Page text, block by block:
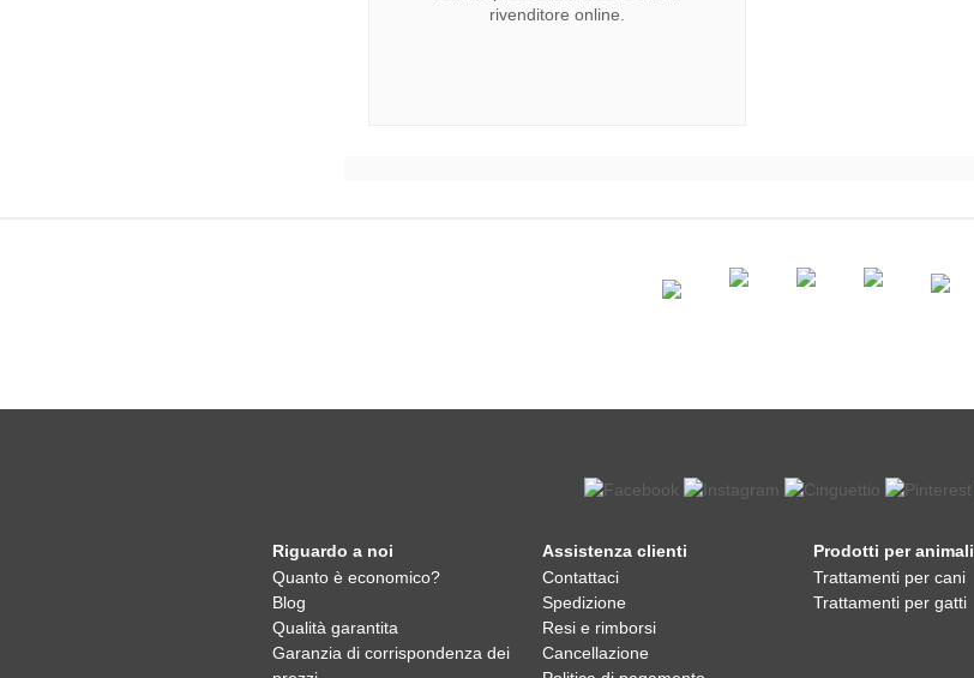
rivenditore online.
Riguardo a noi
Quanto è economico?
Blog
Qualità garantita
Garanzia di corrispondenza dei
Assistenza clienti
Contattaci
Spedizione
Resi e rimborsi
Cancellazione
Prodotti per animali
Trattamenti per cani
Trattamenti per gatti